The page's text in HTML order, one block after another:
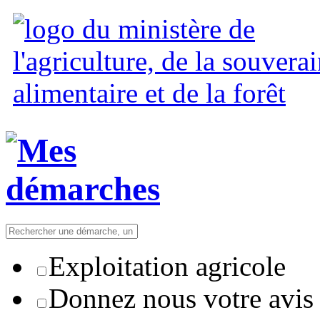
Exploitation agricole
Donnez nous votre avis